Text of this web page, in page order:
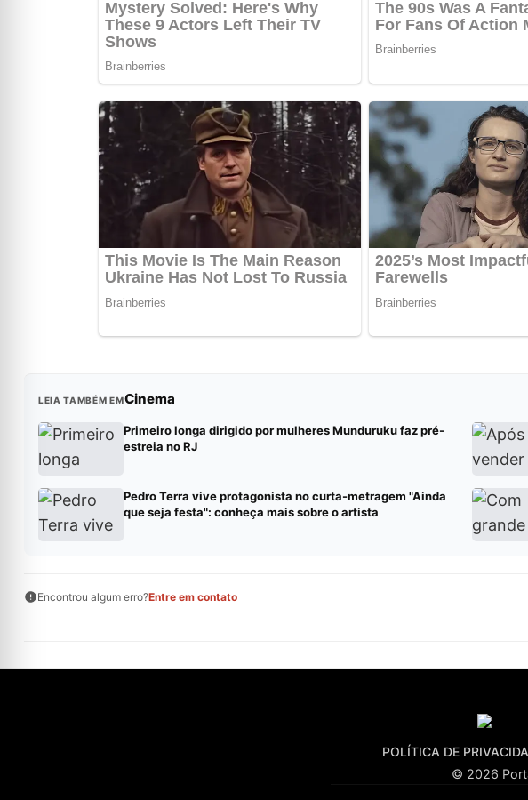
LEIA TAMBÉM EMCinema
Primeiro longa dirigido por mulheres Munduruku faz pré-
estreia no RJ
Pedro Terra vive protagonista no curta-metragem "Ainda
que seja festa": conheça mais sobre o artista
Encontrou algum erro?Entre em contato
POLÍTICA DE
© 2026